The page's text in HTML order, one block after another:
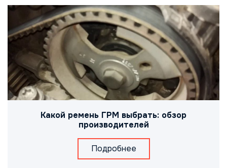
Какой ремень ГРМ выбрать: обзор
производителей
Подробнее